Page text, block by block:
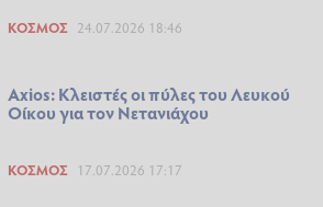
ΚΌΣΜΟΣ 24.07.2026 18:46
Axios: Κλειστές οι πύλες του Λευκού
Οίκου για τον Νετανιάχου
ΚΌΣΜΟΣ 17.07.2026 17:17